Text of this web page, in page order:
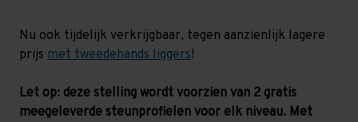
Nu ook tijdelijk verkrijgbaar, tegen aanzienlijk lagere
prijs met tweedehands liggers!
Let op: deze stelling wordt voorzien van 2 gratis
meegeleverde steunprofielen voor elk niveau. Met